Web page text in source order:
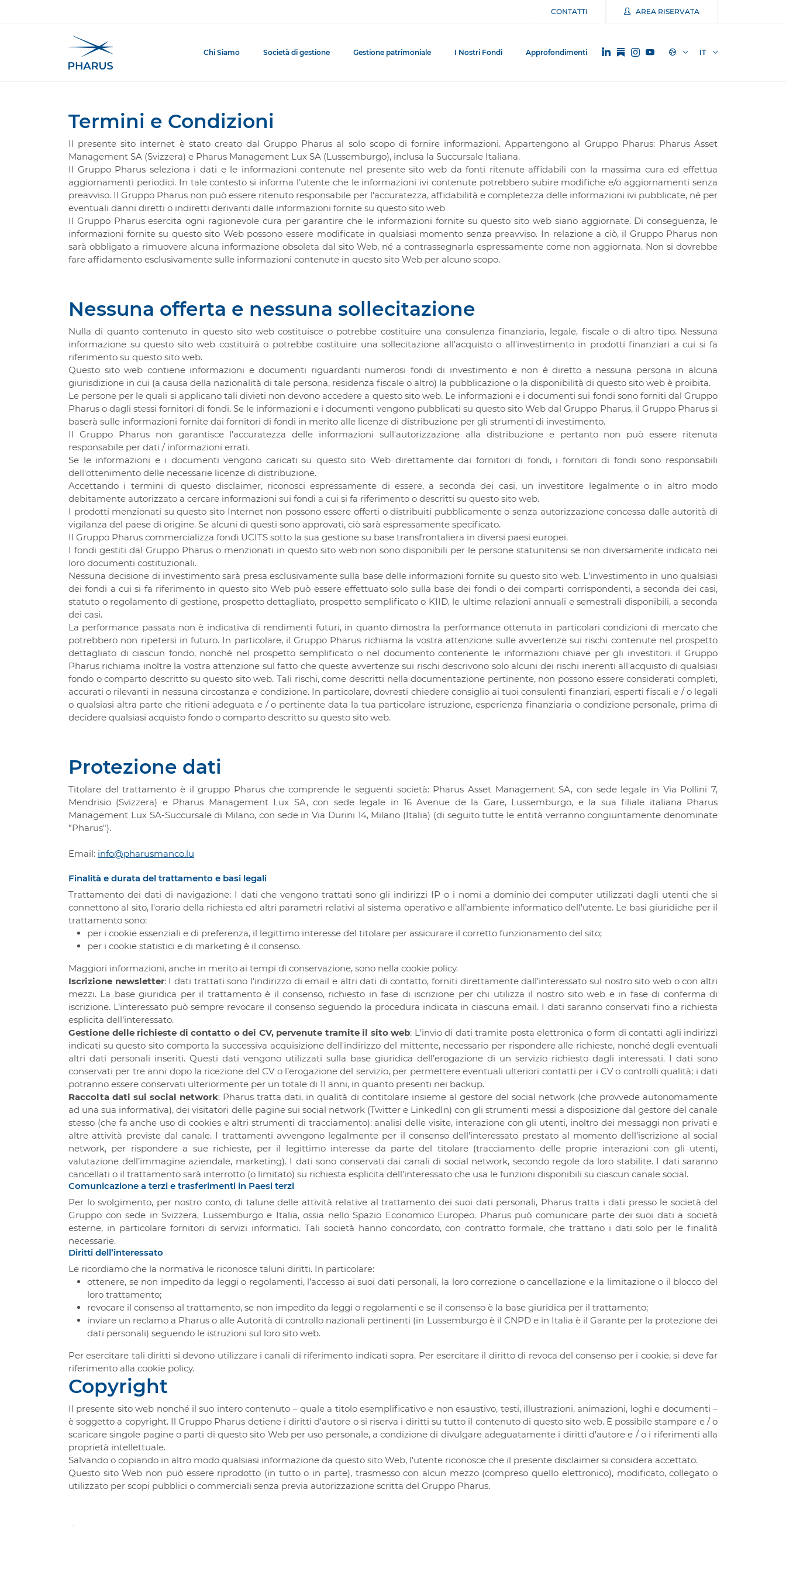
CONTATTI AREA RISERVATA
Chi Siamo Società di gestione Gestione patrimoniale I Nostri Fondi Approfondimenti IT
Homepage
Termini e Condizioni
Il presente sito internet è stato creato dal Gruppo Pharus al solo scopo di fornire informazioni. Appartengono al Gruppo Pharus: Pharus Asset
Management SA (Svizzera) e Pharus Management Lux SA (Lussemburgo), inclusa la Succursale Italiana.
Il Gruppo Pharus seleziona i dati e le informazioni contenute nel presente sito web da fonti ritenute affidabili con la massima cura ed effettua
aggiornamenti periodici. In tale contesto si informa l’utente che le informazioni ivi contenute potrebbero subire modifiche e/o aggiornamenti senza
preavviso. Il Gruppo Pharus non può essere ritenuto responsabile per l'accuratezza, affidabilità e completezza delle informazioni ivi pubblicate, né per
eventuali danni diretti o indiretti derivanti dalle informazioni fornite su questo sito web
Il Gruppo Pharus esercita ogni ragionevole cura per garantire che le informazioni fornite su questo sito web siano aggiornate. Di conseguenza, le
informazioni fornite su questo sito Web possono essere modificate in qualsiasi momento senza preavviso. In relazione a ciò, il Gruppo Pharus non
sarà obbligato a rimuovere alcuna informazione obsoleta dal sito Web, né a contrassegnarla espressamente come non aggiornata. Non si dovrebbe
fare affidamento esclusivamente sulle informazioni contenute in questo sito Web per alcuno scopo.
Nessuna offerta e nessuna sollecitazione
Nulla di quanto contenuto in questo sito web costituisce o potrebbe costituire una consulenza finanziaria, legale, fiscale o di altro tipo. Nessuna
informazione su questo sito web costituirà o potrebbe costituire una sollecitazione all'acquisto o all'investimento in prodotti finanziari a cui si fa
riferimento su questo sito web.
Questo sito web contiene informazioni e documenti riguardanti numerosi fondi di investimento e non è diretto a nessuna persona in alcuna
giurisdizione in cui (a causa della nazionalità di tale persona, residenza fiscale o altro) la pubblicazione o la disponibilità di questo sito web è proibita.
Le persone per le quali si applicano tali divieti non devono accedere a questo sito web. Le informazioni e i documenti sui fondi sono forniti dal Gruppo
Pharus o dagli stessi fornitori di fondi. Se le informazioni e i documenti vengono pubblicati su questo sito Web dal Gruppo Pharus, il Gruppo Pharus si
baserà sulle informazioni fornite dai fornitori di fondi in merito alle licenze di distribuzione per gli strumenti di investimento.
Il Gruppo Pharus non garantisce l'accuratezza delle informazioni sull'autorizzazione alla distribuzione e pertanto non può essere ritenuta
responsabile per dati / informazioni errati.
Se le informazioni e i documenti vengono caricati su questo sito Web direttamente dai fornitori di fondi, i fornitori di fondi sono responsabili
dell'ottenimento delle necessarie licenze di distribuzione.
Accettando i termini di questo disclaimer, riconosci espressamente di essere, a seconda dei casi, un investitore legalmente o in altro modo
debitamente autorizzato a cercare informazioni sui fondi a cui si fa riferimento o descritti su questo sito web.
I prodotti menzionati su questo sito Internet non possono essere offerti o distribuiti pubblicamente o senza autorizzazione concessa dalle autorità di
vigilanza del paese di origine. Se alcuni di questi sono approvati, ciò sarà espressamente specificato.
Il Gruppo Pharus commercializza fondi UCITS sotto la sua gestione su base transfrontaliera in diversi paesi europei.
I fondi gestiti dal Gruppo Pharus o menzionati in questo sito web non sono disponibili per le persone statunitensi se non diversamente indicato nei
loro documenti costituzionali.
Nessuna decisione di investimento sarà presa esclusivamente sulla base delle informazioni fornite su questo sito web. L'investimento in uno qualsiasi
dei fondi a cui si fa riferimento in questo sito Web può essere effettuato solo sulla base dei fondi o dei comparti corrispondenti, a seconda dei casi,
statuto o regolamento di gestione, prospetto dettagliato, prospetto semplificato o KIID, le ultime relazioni annuali e semestrali disponibili, a seconda
dei casi.
La performance passata non è indicativa di rendimenti futuri, in quanto dimostra la performance ottenuta in particolari condizioni di mercato che
potrebbero non ripetersi in futuro. In particolare, il Gruppo Pharus richiama la vostra attenzione sulle avvertenze sui rischi contenute nel prospetto
dettagliato di ciascun fondo, nonché nel prospetto semplificato o nel documento contenente le informazioni chiave per gli investitori. il Gruppo
Pharus richiama inoltre la vostra attenzione sul fatto che queste avvertenze sui rischi descrivono solo alcuni dei rischi inerenti all'acquisto di qualsiasi
fondo o comparto descritto su questo sito web. Tali rischi, come descritti nella documentazione pertinente, non possono essere considerati completi,
accurati o rilevanti in nessuna circostanza e condizione. In particolare, dovresti chiedere consiglio ai tuoi consulenti finanziari, esperti fiscali e / o legali
o qualsiasi altra parte che ritieni adeguata e / o pertinente data la tua particolare istruzione, esperienza finanziaria o condizione personale, prima di
decidere qualsiasi acquisto fondo o comparto descritto su questo sito web.
Protezione dati
Titolare del trattamento è il gruppo Pharus che comprende le seguenti società: Pharus Asset Management SA, con sede legale in Via Pollini 7,
Mendrisio (Svizzera) e Pharus Management Lux SA, con sede legale in 16 Avenue de la Gare, Lussemburgo, e la sua filiale italiana Pharus
Management Lux SA-Succursale di Milano, con sede in Via Durini 14, Milano (Italia) (di seguito tutte le entità verranno congiuntamente denominate
"Pharus").
Email: info@pharusmanco.lu
Finalità e durata del trattamento e basi legali
Trattamento dei dati di navigazione: I dati che vengono trattati sono gli indirizzi IP o i nomi a dominio dei computer utilizzati dagli utenti che si
connettono al sito, l'orario della richiesta ed altri parametri relativi al sistema operativo e all'ambiente informatico dell'utente. Le basi giuridiche per il
trattamento sono:
per i cookie essenziali e di preferenza, il legittimo interesse del titolare per assicurare il corretto funzionamento del sito;
per i cookie statistici e di marketing è il consenso.
Maggiori informazioni, anche in merito ai tempi di conservazione, sono nella cookie policy.
Iscrizione newsletter: I dati trattati sono l’indirizzo di email e altri dati di contatto, forniti direttamente dall’interessato sul nostro sito web o con altri
mezzi. La base giuridica per il trattamento è il consenso, richiesto in fase di iscrizione per chi utilizza il nostro sito web e in fase di conferma di
iscrizione. L’interessato può sempre revocare il consenso seguendo la procedura indicata in ciascuna email. I dati saranno conservati fino a richiesta
esplicita dell’interessato.
Gestione delle richieste di contatto o dei CV, pervenute tramite il sito web: L'invio di dati tramite posta elettronica o form di contatti agli indirizzi
indicati su questo sito comporta la successiva acquisizione dell'indirizzo del mittente, necessario per rispondere alle richieste, nonché degli eventuali
altri dati personali inseriti. Questi dati vengono utilizzati sulla base giuridica dell’erogazione di un servizio richiesto dagli interessati. I dati sono
conservati per tre anni dopo la ricezione del CV o l’erogazione del servizio, per permettere eventuali ulteriori contatti per i CV o controlli qualità; i dati
potranno essere conservati ulteriormente per un totale di 11 anni, in quanto presenti nei backup.
Raccolta dati sui social network: Pharus tratta dati, in qualità di contitolare insieme al gestore del social network (che provvede autonomamente
ad una sua informativa), dei visitatori delle pagine sui social network (Twitter e LinkedIn) con gli strumenti messi a disposizione dal gestore del canale
stesso (che fa anche uso di cookies e altri strumenti di tracciamento): analisi delle visite, interazione con gli utenti, inoltro dei messaggi non privati e
altre attività previste dal canale. I trattamenti avvengono legalmente per il consenso dell’interessato prestato al momento dell’iscrizione al social
network, per rispondere a sue richieste, per il legittimo interesse da parte del titolare (tracciamento delle proprie interazioni con gli utenti,
valutazione dell’immagine aziendale, marketing). I dati sono conservati dai canali di social network, secondo regole da loro stabilite. I dati saranno
cancellati o il trattamento sarà interrotto (o limitato) su richiesta esplicita dell’interessato che usa le funzioni disponibili su ciascun canale social.
Comunicazione a terzi e trasferimenti in Paesi terzi
Per lo svolgimento, per nostro conto, di talune delle attività relative al trattamento dei suoi dati personali, Pharus tratta i dati presso le società del
Gruppo con sede in Svizzera, Lussemburgo e Italia, ossia nello Spazio Economico Europeo. Pharus può comunicare parte dei suoi dati a società
esterne, in particolare fornitori di servizi informatici. Tali società hanno concordato, con contratto formale, che trattano i dati solo per le finalità
necessarie.
Diritti dell’interessato
Le ricordiamo che la normativa le riconosce taluni diritti. In particolare:
ottenere, se non impedito da leggi o regolamenti, l’accesso ai suoi dati personali, la loro correzione o cancellazione e la limitazione o il blocco del
loro trattamento;
revocare il consenso al trattamento, se non impedito da leggi o regolamenti e se il consenso è la base giuridica per il trattamento;
inviare un reclamo a Pharus o alle Autorità di controllo nazionali pertinenti (in Lussemburgo è il CNPD e in Italia è il Garante per la protezione dei
dati personali) seguendo le istruzioni sul loro sito web.
Per esercitare tali diritti si devono utilizzare i canali di riferimento indicati sopra. Per esercitare il diritto di revoca del consenso per i cookie, si deve far
riferimento alla cookie policy.
Copyright
Il presente sito web nonché il suo intero contenuto – quale a titolo esemplificativo e non esaustivo, testi, illustrazioni, animazioni, loghi e documenti –
è soggetto a copyright. Il Gruppo Pharus detiene i diritti d'autore o si riserva i diritti su tutto il contenuto di questo sito web. È possibile stampare e / o
scaricare singole pagine o parti di questo sito Web per uso personale, a condizione di divulgare adeguatamente i diritti d'autore e / o i riferimenti alla
proprietà intellettuale.
Salvando o copiando in altro modo qualsiasi informazione da questo sito Web, l'utente riconosce che il presente disclaimer si considera accettato.
Questo sito Web non può essere riprodotto (in tutto o in parte), trasmesso con alcun mezzo (compreso quello elettronico), modificato, collegato o
utilizzato per scopi pubblici o commerciali senza previa autorizzazione scritta del Gruppo Pharus.